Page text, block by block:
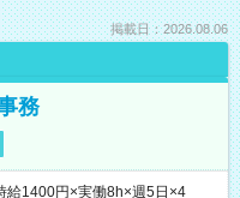
掲載日：2026.08.06
務
1400円×実働8h×週5日×4